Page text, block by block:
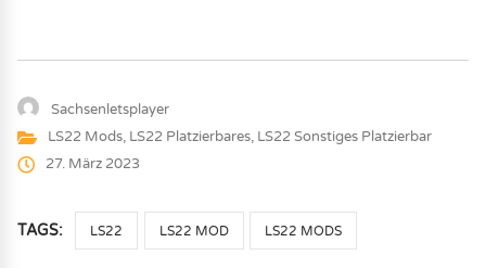
Sachsenletsplayer
LS22 Mods, LS22 Platzierbares, LS22 Sonstiges Platzierbar
27. März 2023
TAGS: LS22 LS22 MOD LS22 MODS